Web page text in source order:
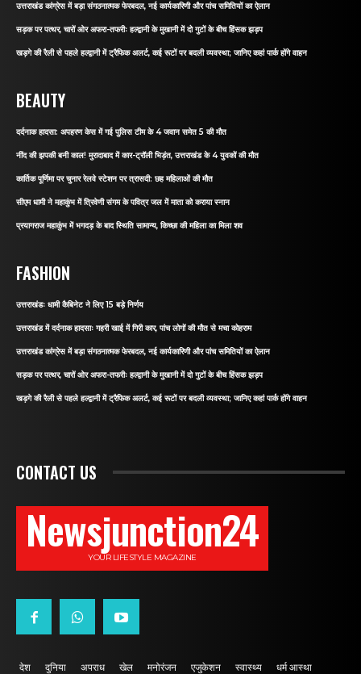
उत्तराखंड कांग्रेस में बड़ा संगठनात्मक फेरबदल, नई कार्यकारिणी और पांच समितियों का ऐलान
सड़क पर पत्थर, चारों ओर अफरा-तफरीः हल्द्वानी के मुखानी में दो गुटों के बीच हिंसक झड़प
खड़गे की रैली से पहले हल्द्वानी में ट्रैफिक अलर्ट, कई रूटों पर बदली व्यवस्था; जानिए कहां पार्क होंगे वाहन
BEAUTY
दर्दनाक हादसा: अपहरण केस में गई पुलिस टीम के 4 जवान समेत 5 की मौत
नींद की झपकी बनी काल! मुरादाबाद में कार-ट्रॉली भिड़ंत, उत्तराखंड के 4 युवकों की मौत
कार्तिक पूर्णिमा पर चुनार रेलवे स्टेशन पर त्रासदी: छह महिलाओं की मौत
सीएम धामी ने महाकुंभ में त्रिवेणी संगम के पवित्र जल में माता को कराया स्नान
प्रयागराज महाकुंभ में भगदड़ के बाद स्थिति सामान्य, किच्छा की महिला का मिला शव
FASHION
उत्तराखंडः धामी कैबिनेट ने लिए 15 बड़े निर्णय
उत्तराखंड में दर्दनाक हादसाः गहरी खाई में गिरी कार, पांच लोगों की मौत से मचा कोहराम
उत्तराखंड कांग्रेस में बड़ा संगठनात्मक फेरबदल, नई कार्यकारिणी और पांच समितियों का ऐलान
सड़क पर पत्थर, चारों ओर अफरा-तफरीः हल्द्वानी के मुखानी में दो गुटों के बीच हिंसक झड़प
खड़गे की रैली से पहले हल्द्वानी में ट्रैफिक अलर्ट, कई रूटों पर बदली व्यवस्था; जानिए कहां पार्क होंगे वाहन
CONTACT US
Newsjunction24
YOUR LIFESTYLE MAGAZINE
देश दुनिया अपराध खेल मनोरंजन एजुकेशन स्वास्थ्य धर्म आस्था